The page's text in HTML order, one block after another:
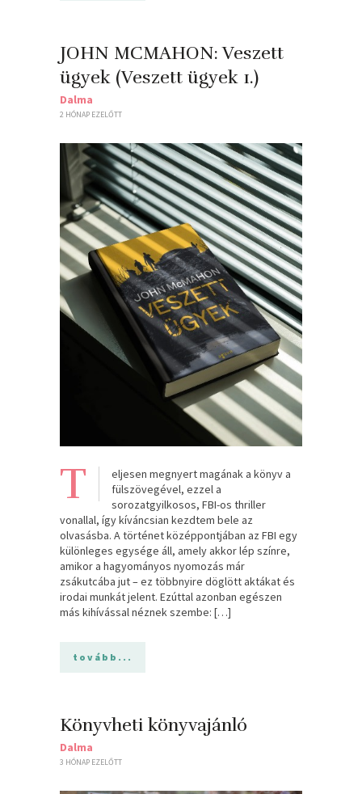
JOHN MCMAHON: Veszett ​
ügyek (Veszett ügyek 1.)
Dalma
2 HÓNAP EZELŐTT
T
eljesen megnyert magának a könyv a
fülszövegével, ezzel a
sorozatgyilkosos, FBI-os thriller
vonallal, így kíváncsian kezdtem bele az
olvasásba. A történet középpontjában az FBI egy
különleges egysége áll, amely akkor lép színre,
amikor a hagyományos nyomozás már
zsákutcába jut – ez többnyire döglött aktákat és
irodai munkát jelent. Ezúttal azonban egészen
más kihívással néznek szembe: […]
tovább...
Könyvheti könyvajánló
Dalma
3 HÓNAP EZELŐTT